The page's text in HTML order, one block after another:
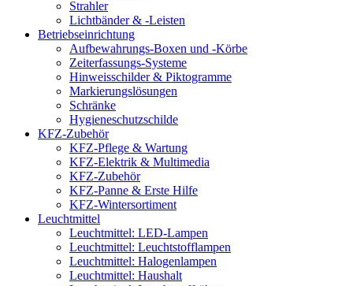
Strahler
Lichtbänder & -Leisten
Betriebseinrichtung
Aufbewahrungs-Boxen und -Körbe
Zeiterfassungs-Systeme
Hinweisschilder & Piktogramme
Markierungslösungen
Schränke
Hygieneschutzschilde
KFZ-Zubehör
KFZ-Pflege & Wartung
KFZ-Elektrik & Multimedia
KFZ-Zubehör
KFZ-Panne & Erste Hilfe
KFZ-Wintersortiment
Leuchtmittel
Leuchtmittel: LED-Lampen
Leuchtmittel: Leuchtstofflampen
Leuchtmittel: Halogenlampen
Leuchtmittel: Haushalt